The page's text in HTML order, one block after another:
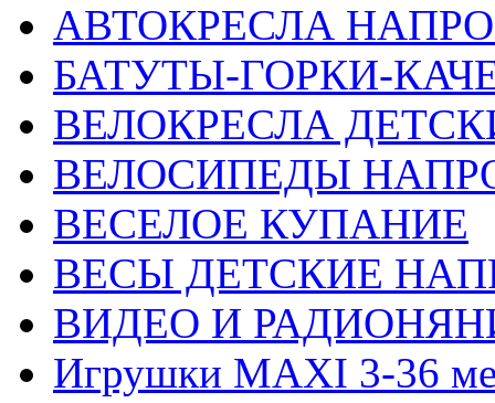
АВТОКРЕСЛА
БАТУТЫ-ГОРКИ-
ВЕЛОКРЕСЛА
ВЕЛОСИПЕДЫ
ВЕСЕЛОЕ КУПАНИЕ
ВЕСЫ ДЕТСКИЕ
ВИДЕО И
Игрушки MAXI 3-36